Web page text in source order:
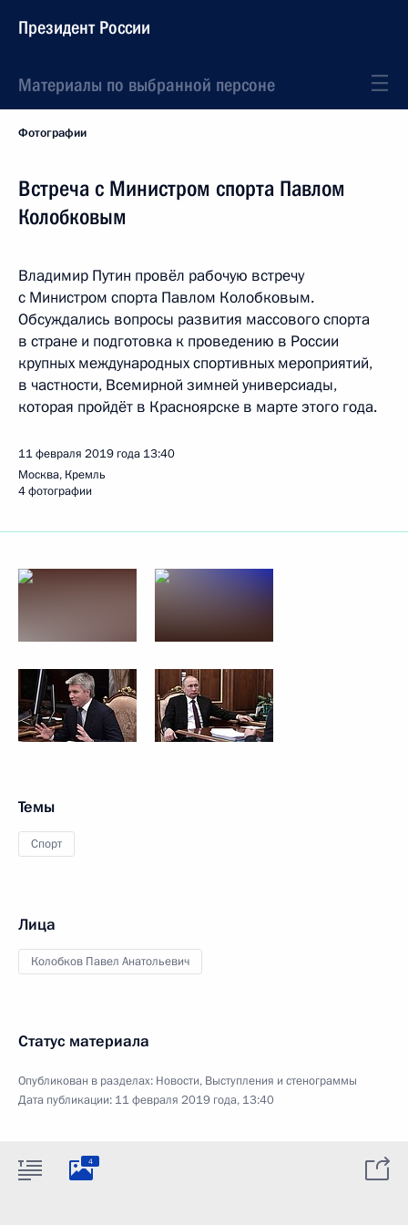
Президент России
Материалы по выбранной персоне
Фотографии
Встреча с Министром спорта Павлом
Колобковым
Владимир Путин провёл рабочую встречу
с Министром спорта Павлом Колобковым.
Обсуждались вопросы развития массового спорта
в стране и подготовка к проведению в России
крупных международных спортивных мероприятий,
в частности, Всемирной зимней универсиады,
которая пройдёт в Красноярске в марте этого года.
11 февраля 2019 года 13:40
Москва, Кремль
4 фотографии
Темы
Спорт
Лица
Колобков Павел Анатольевич
Статус материала
Опубликован в разделах: Новости, Выступления и стенограммы
Дата публикации: 11 февраля 2019 года, 13:40
4